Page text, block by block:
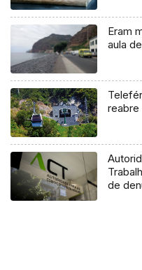
Eram
aula
reabre
de